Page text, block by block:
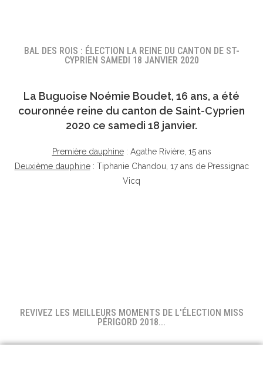
BAL DES ROIS : ÉLECTION LA REINE DU CANTON DE ST-
CYPRIEN SAMEDI 18 JANVIER 2020
La Buguoise Noémie Boudet, 16 ans, a été
couronnée reine du canton de Saint-Cyprien
2020 ce samedi 18 janvier.
Première dauphine: Agathe Rivière, 15 ans
Deuxième dauphine: Tiphanie Chandou, 17 ans de Pressignac
Vicq
REVIVEZ LES MEILLEURS MOMENTS DE L'ÉLECTION MISS
PÉRIGORD 2018...